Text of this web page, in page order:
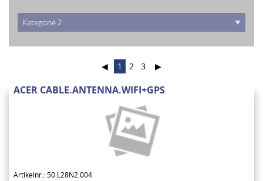
◀ 1 2 3 ▶
ACER CABLE.ANTENNA.WIFI+GPS
Artikelnr.: 50.L28N2.004